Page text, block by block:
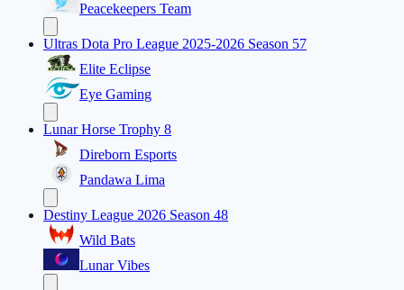
Peacekeepers Team
Ultras Dota Pro League 2025-2026 Season 57
Elite Eclipse
Eye Gaming
Lunar Horse Trophy 8
Direborn Esports
Pandawa Lima
Destiny League 2026 Season 48
Wild Bats
Lunar Vibes